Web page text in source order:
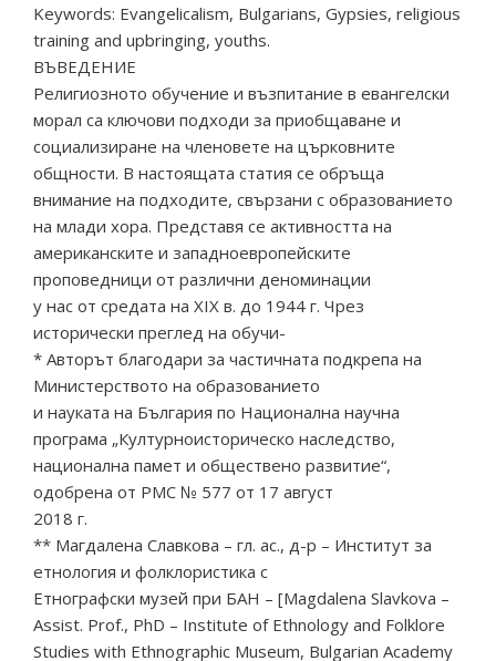
Keywords: Evangelicalism, Bulgarians, Gypsies, religious
training and upbringing, youths.
ВЪВЕДЕНИЕ
Религиозното обучение и възпитание в евангелски
морал са ключови подходи за приобщаване и
социализиране на членовете на църковните
общности. В настоящата статия се обръща
внимание на подходите, свързани с образованието
на млади хора. Представя се активността на
американските и западноевропейските
проповедници от различни деноминации
у нас от средата на ХІХ в. до 1944 г. Чрез
исторически преглед на обучи-
* Авторът благодари за частичната подкрепа на
Министерството на образованието
и науката на България по Национална научна
програма „Културноисторическо наследство,
национална памет и обществено развитие“,
одобрена от РМС № 577 от 17 август
2018 г.
** Магдалена Славкова – гл. ас., д-р – Институт за
етнология и фолклористика с
Етнографски музей при БАН – [Magdalena Slavkova –
Assist. Prof., PhD – Institute of Ethnology and Folklore
Studies with Ethnographic Museum, Bulgarian Academy